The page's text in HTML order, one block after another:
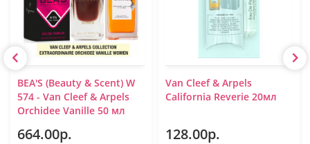
BEA'S (Beauty & Scent) W
574 - Van Cleef & Arpels
Orchidee Vanille 50 мл
664.00р.
Van Cleef & Arpels
California Reverie 20мл
128.00р.